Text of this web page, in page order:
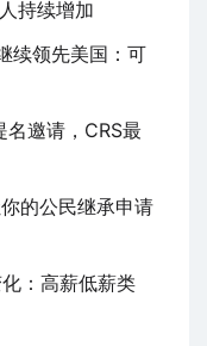
持续增加
续领先美国：可
名邀请，CRS最
的公民继承申请
：高薪低薪类